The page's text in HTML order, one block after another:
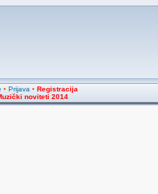
• Prijava • Registracija
noviteti 2014